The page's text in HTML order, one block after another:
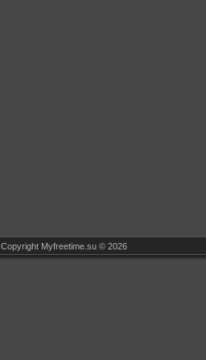
Copyright Myfreetime.su © 2026